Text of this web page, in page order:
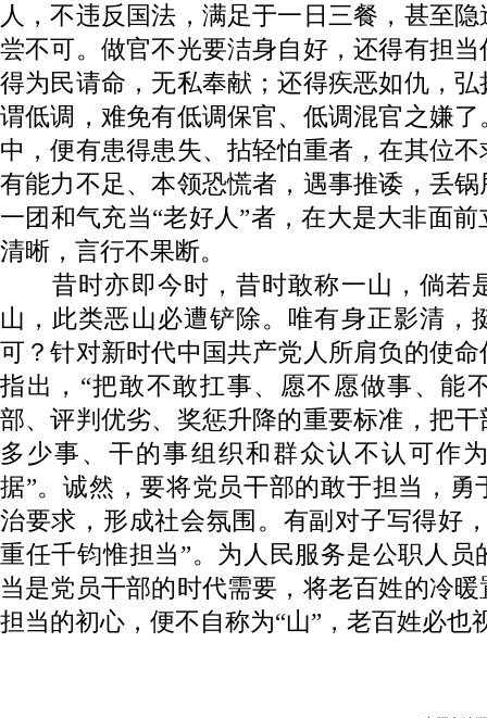
人，不违反国法，满足于一日三餐，甚至
尝不可。做官不光要洁身自好，还得有担
得为民请命，无私奉献；还得疾恶如仇，
谓低调，难免有低调保官、低调混官之嫌
中，便有患得患失、拈轻怕重者，在其位
有能力不足、本领恐慌者，遇事推诿，丢
一团和气充当“老好人”者，在大是大非面
清晰，言行不果断。
昔时亦即今时，昔时敢称一山，倘若
山，此类恶山必遭铲除。唯有身正影清，
可？针对新时代中国共产党人所肩负的使
指出，“把敢不敢扛事、愿不愿做事、能
部、评判优劣、奖惩升降的重要标准，把
多少事、干的事组织和群众认不认可作
据”。诚然，要将党员干部的敢于担当，勇
治要求，形成社会氛围。有副对子写得好
重任千钧惟担当”。为人民服务是公职人员
当是党员干部的时代需要，将老百姓的冷
担当的初心，便不自称为“山”，老百姓必也